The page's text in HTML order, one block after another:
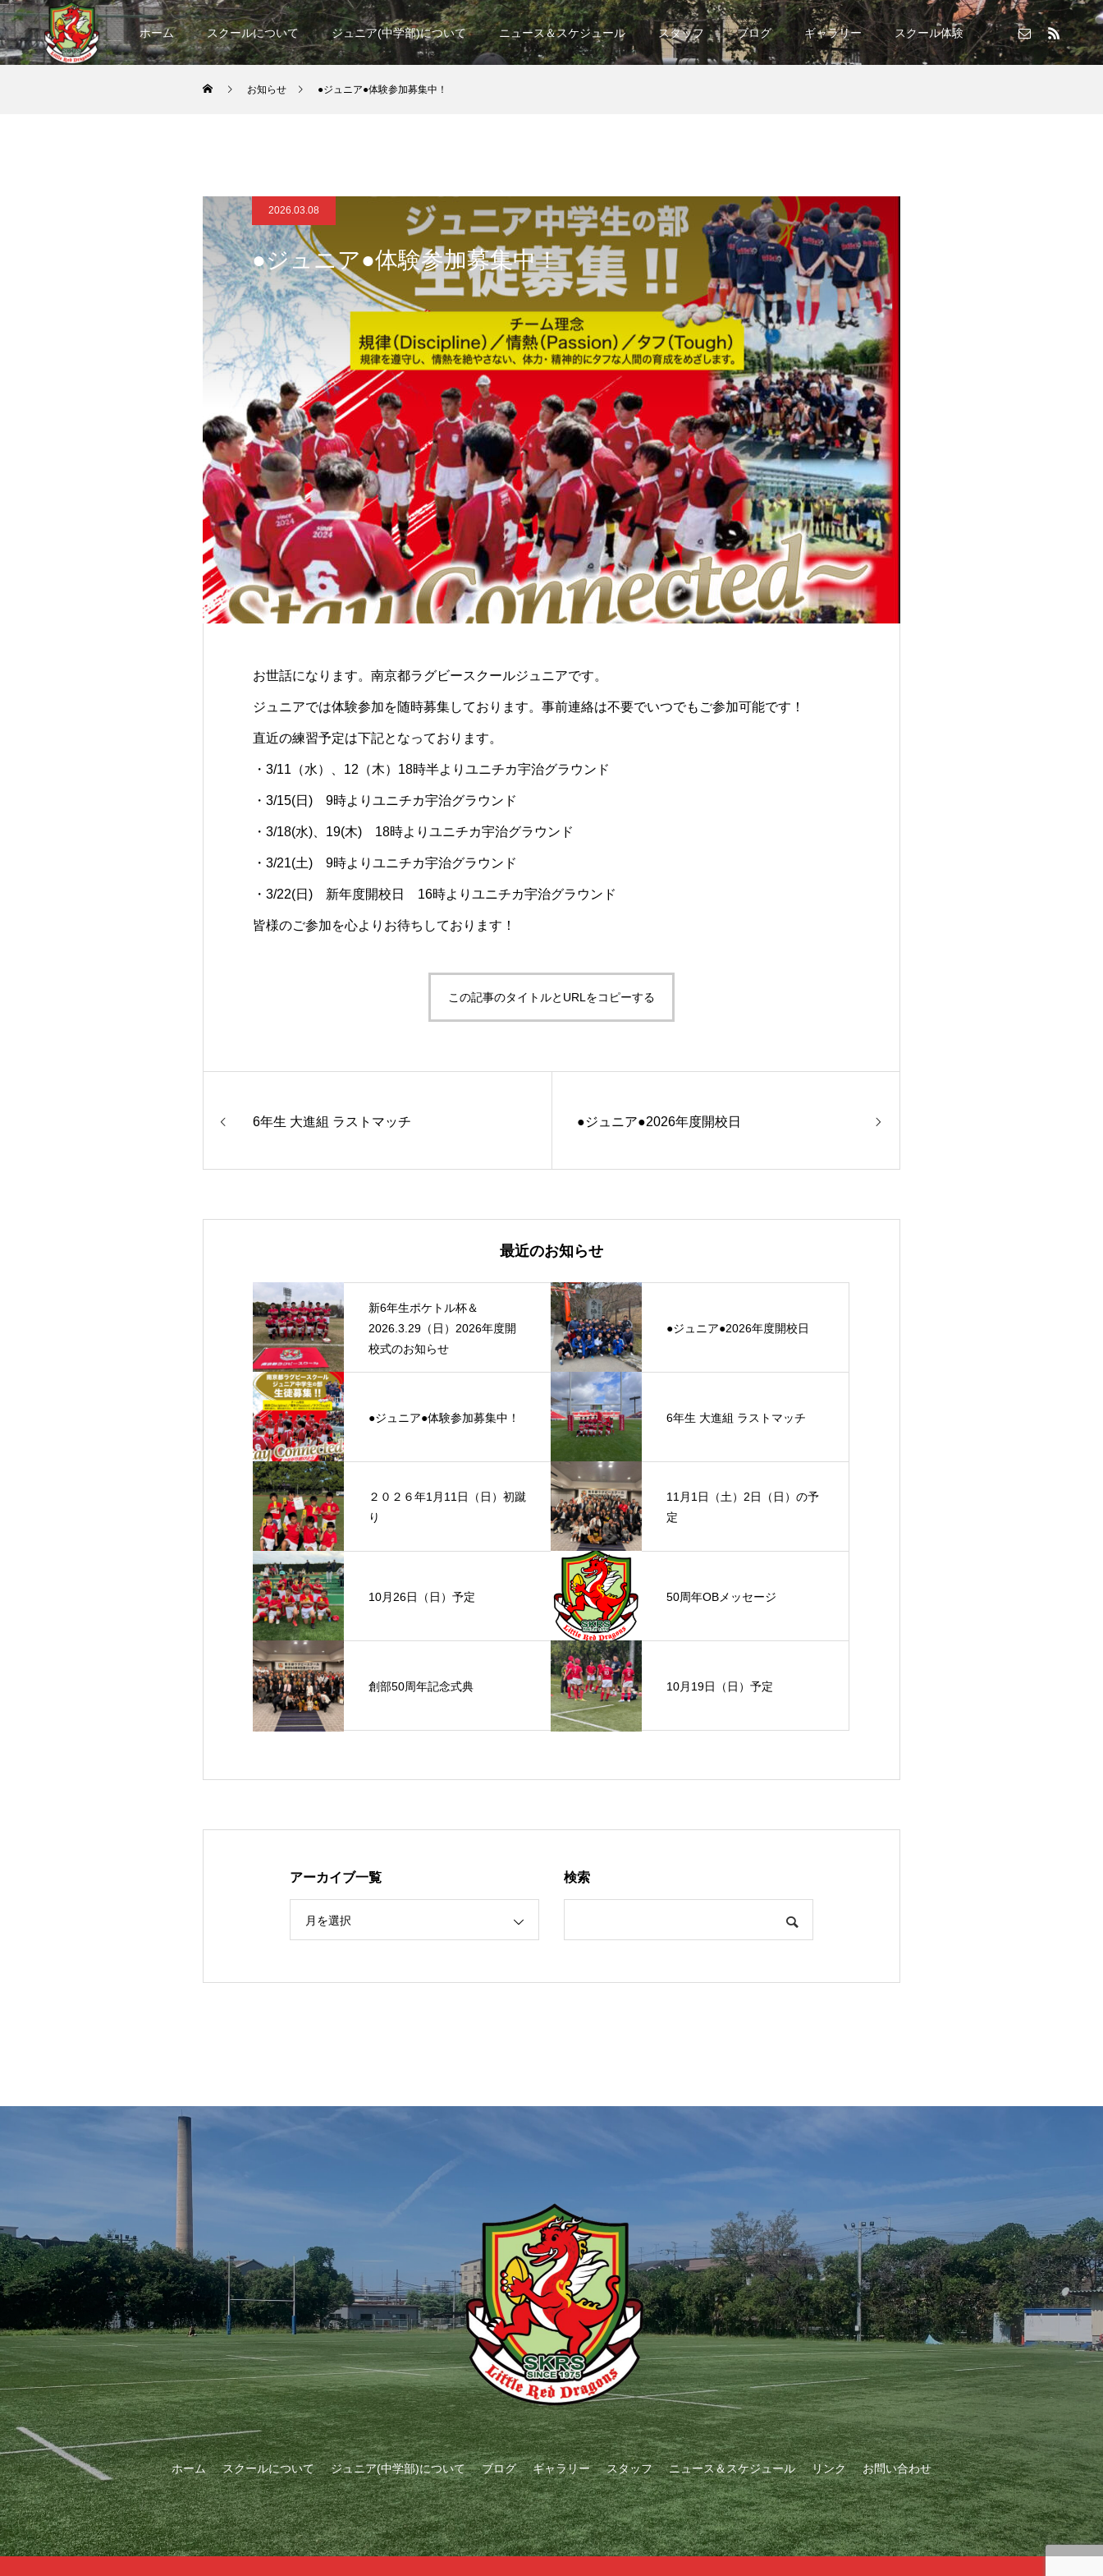
ホーム スクールについて ジュニア(中学部)について ニュース＆スケジュール スタッフ ブログ ギャラリー スクール体験
お知らせ ●ジュニア●体験参加募集中！
2026.03.08
●ジュニア●体験参加募集中！
お世話になります。南京都ラグビースクールジュニアです。
ジュニアでは体験参加を随時募集しております。事前連絡は不要でいつでもご参加可能です！
直近の練習予定は下記となっております。
・3/11（水）、12（木）18時半よりユニチカ宇治グラウンド
・3/15(日) 9時よりユニチカ宇治グラウンド
・3/18(水)、19(木) 18時よりユニチカ宇治グラウンド
・3/21(土) 9時よりユニチカ宇治グラウンド
・3/22(日) 新年度開校日 16時よりユニチカ宇治グラウンド
皆様のご参加を心よりお待ちしております！
この記事のタイトルとURLをコピーする
6年生 大進組 ラストマッチ ●ジュニア●2026年度開校日
最近のお知らせ
新6年生ポケトル杯＆
2026.3.29（日）2026年度開
校式のお知らせ
●ジュニア●2026年度開校日
●ジュニア●体験参加募集中！ 6年生 大進組 ラストマッチ
２０２６年1月11日（日）初蹴
り
11月1日（土）2日（日）の予
定
10月26日（日）予定 50周年OBメッセージ
創部50周年記念式典 10月19日（日）予定
アーカイブ一覧
月を選択
検索
ホーム スクールについて ジュニア(中学部)について ブログ ギャラリー スタッフ ニュース＆スケジュール リンク お問い合わせ